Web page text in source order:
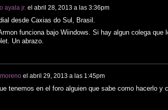
ayala jr. el abril 28, 2013 a las 3:36pm
desde Caxias do Sul, Brasil.
funciona bajo Wiindows. Si hay algun colega que
Un abrazo.
el abril 29, 2013 a las 1:45pm
tenemos en el foro alguien que sabe como hacerlo y